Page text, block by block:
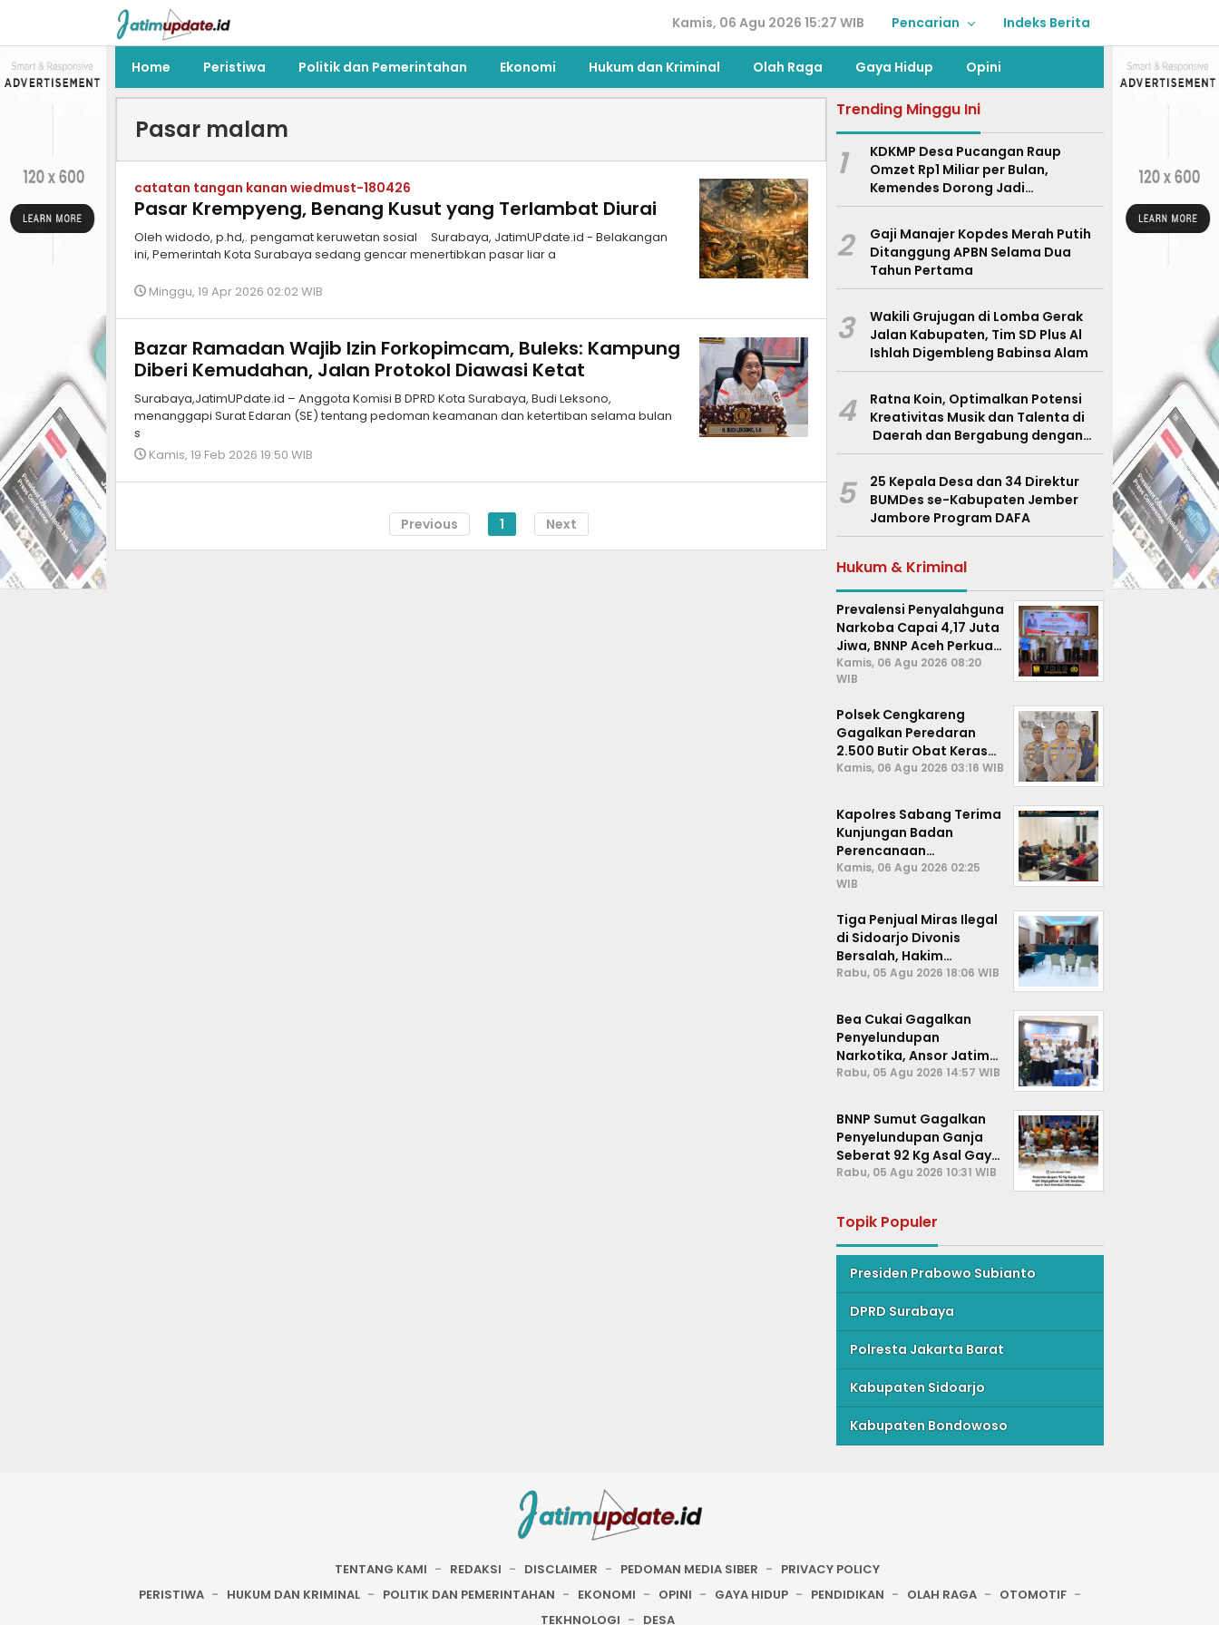
Kamis, 06 Agu 2026 15:27 WIB Pencarian Indeks Berita
Home Peristiwa Politik dan Pemerintahan Ekonomi Hukum dan Kriminal Olah Raga Gaya Hidup Opini
Pasar malam
catatan tangan kanan wiedmust-180426
Pasar Krempyeng, Benang Kusut yang Terlambat Diurai
Oleh widodo, p.hd,. pengamat keruwetan sosial Surabaya, JatimUPdate.id - Belakangan
ini, Pemerintah Kota Surabaya sedang gencar menertibkan pasar liar a
Minggu, 19 Apr 2026 02:02 WIB
Bazar Ramadan Wajib Izin Forkopimcam, Buleks: Kampung
Diberi Kemudahan, Jalan Protokol Diawasi Ketat
Surabaya,JatimUPdate.id – Anggota Komisi B DPRD Kota Surabaya, Budi Leksono,
menanggapi Surat Edaran (SE) tentang pedoman keamanan dan ketertiban selama bulan
s
Kamis, 19 Feb 2026 19:50 WIB
Previous 1 Next
Trending Minggu Ini
1
KDKMP Desa Pucangan Raup
Omzet Rp1 Miliar per Bulan,
Kemendes Dorong Jadi
Percontohan Nasional
2
Gaji Manajer Kopdes Merah Putih
Ditanggung APBN Selama Dua
Tahun Pertama
3
Wakili Grujugan di Lomba Gerak
Jalan Kabupaten, Tim SD Plus Al
Ishlah Digembleng Babinsa Alam
4
Ratna Koin, Optimalkan Potensi
Kreativitas Musik dan Talenta di
Daerah dan Bergabung dengan
Ekraf Pasuruan
5
25 Kepala Desa dan 34 Direktur
BUMDes se-Kabupaten Jember
Jambore Program DAFA
Hukum & Kriminal
Prevalensi Penyalahguna
Narkoba Capai 4,17 Juta
Jiwa, BNNP Aceh Perkuat
P4GN di Subulussalam
Kamis, 06 Agu 2026 08:20
WIB
Polsek Cengkareng
Gagalkan Peredaran
2.500 Butir Obat Keras
Daftar G, Satu Pengedar
Kamis, 06 Agu 2026 03:16 WIB
Kapolres Sabang Terima
Kunjungan Badan
Perencanaan
Pembangunan Daerah
(BAPPEDA) Kota Sabang,
Kamis, 06 Agu 2026 02:25
WIB
Tiga Penjual Miras Ilegal
di Sidoarjo Divonis
Bersalah, Hakim
Jatuhkan Denda hingga
Rabu, 05 Agu 2026 18:06 WIB
Bea Cukai Gagalkan
Penyelundupan
Narkotika, Ansor Jatim
Negara Tak Kalah dari
Rabu, 05 Agu 2026 14:57 WIB
BNNP Sumut Gagalkan
Penyelundupan Ganja
Seberat 92 Kg Asal Gayo
Lues, Aceh.
Rabu, 05 Agu 2026 10:31 WIB
Topik Populer
Presiden Prabowo Subianto
DPRD Surabaya
Polresta Jakarta Barat
Kabupaten Sidoarjo
Kabupaten Bondowoso
TENTANG KAMI REDAKSI DISCLAIMER PEDOMAN MEDIA SIBER
PRIVACY POLICY
PERISTIWA
HUKUM DAN KRIMINAL POLITIK DAN PEMERINTAHAN EKONOMI OPINI GAYA HIDUP PENDIDIKAN OLAH RAGA
OTOMOTIF
TEKHNOLOGI
DESA